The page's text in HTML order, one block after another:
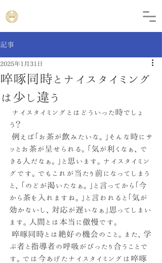
記事
啐啄同時とナイスタイミング
は少し違う
2025年1月31日
う？
ッとお茶が呈せられる。「気が利くなぁ、で
きる人だなぁ。」と思います。ナイスタイミン
グです。でもこれが当たり前になってしまう
と、「のどが渇いたなぁ。」と言ってから「今
から茶を入れますね。」と言われると「気が
効かないし、対応が遅いなぁ」思ってしまい
ます。人間とは本当に傲慢です。
啐啄同時とは 絶好の機会のこと。また、学
ぶ者と指導者の呼吸がぴったり合うことで
す。では今あげたナイスタイミングは啐啄